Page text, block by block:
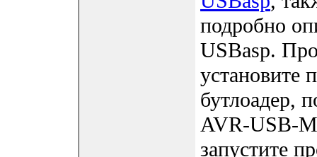
подробно
USBasp.
установите
бутлоадер,
AVR-USB-
запустите